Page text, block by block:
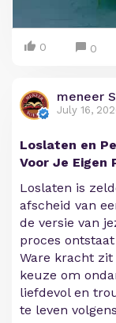
0 0
meneer
July 16,
Loslaten en
Voor Je Eigen
Loslaten is
afscheid van
de versie van
proces
Ware kracht
keuze om
liefdevol en
te leven